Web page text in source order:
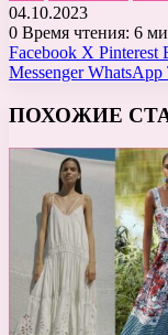
04.10.2023
0 Время чтения: 6
Facebook X Pinterest
Messenger WhatsApp
ПОХОЖИЕ